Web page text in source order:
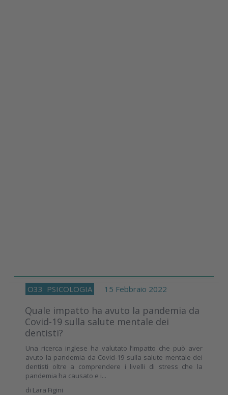
O33 PSICOLOGIA 15 Febbraio 2022
Quale impatto ha avuto la pandemia da
Covid-19 sulla salute mentale dei
dentisti?
Una ricerca inglese ha valutato l’impatto che può aver
avuto la pandemia da Covid-19 sulla salute mentale dei
dentisti oltre a comprendere i livelli di stress che la
pandemia ha causato e i...
di Lara Figini